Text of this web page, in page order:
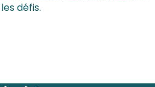
défis.